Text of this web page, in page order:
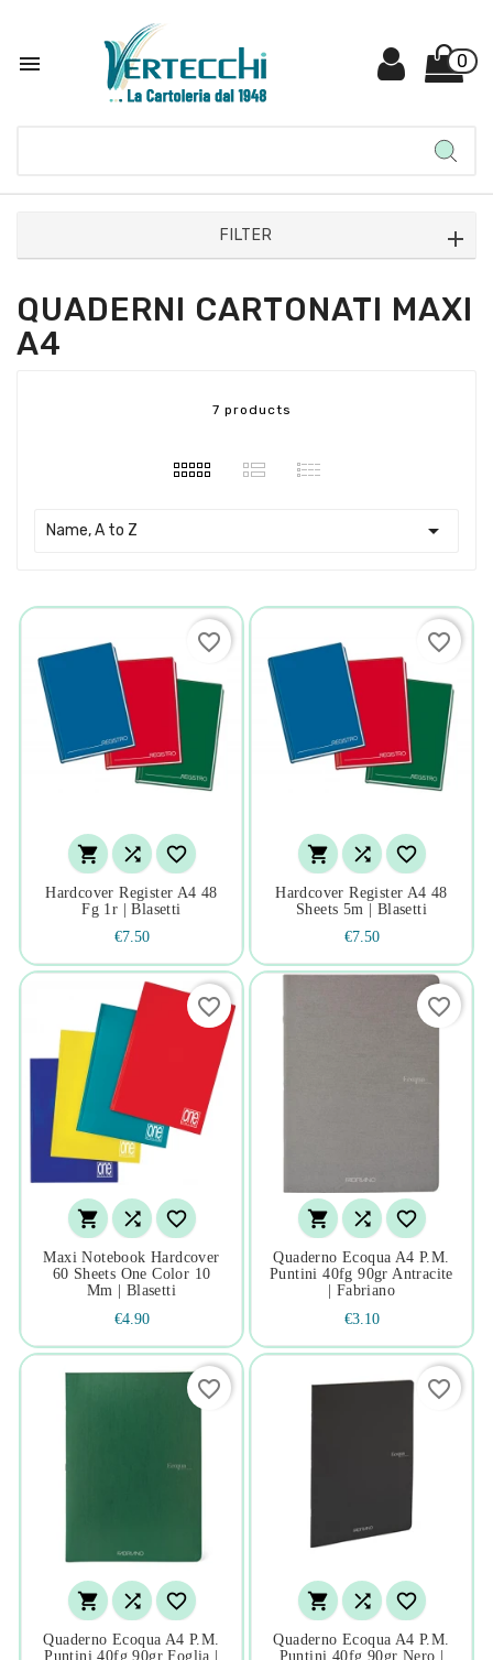
 0
FILTER
QUADERNI CARTONATI MAXI
A4
7 products
Name, A to Z 
  
Hardcover Register A4 48
Fg 1r | Blasetti
€7.50
favorite_border
  
Hardcover Register A4 48
Sheets 5m | Blasetti
€7.50
favorite_border
  
Maxi Notebook Hardcover
60 Sheets One Color 10
Mm | Blasetti
€4.90
favorite_border
  
Quaderno Ecoqua A4 P.m.
Puntini 40fg 90gr Antracite
| Fabriano
€3.10
favorite_border
  
Quaderno Ecoqua A4 P.m.
Puntini 40fg 90gr Foglia |
favorite_border
  
Quaderno Ecoqua A4 P.m.
Puntini 40fg 90gr Nero |
favorite_border